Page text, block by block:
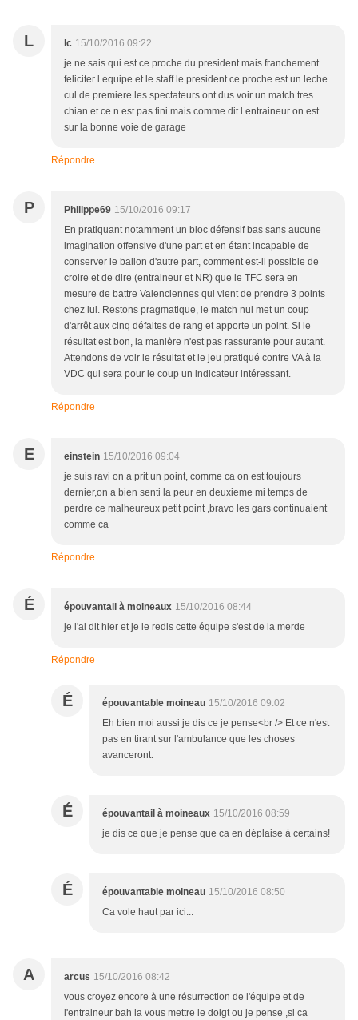
L lc 15/10/2016 09:22
je ne sais qui est ce proche du president mais franchement
feliciter l equipe et le staff le president ce proche est un leche
cul de premiere les spectateurs ont dus voir un match tres
chian et ce n est pas fini mais comme dit l entraineur on est
sur la bonne voie de garage
Répondre
P Philippe69 15/10/2016 09:17
En pratiquant notamment un bloc défensif bas sans aucune
imagination offensive d'une part et en étant incapable de
conserver le ballon d'autre part, comment est-il possible de
croire et de dire (entraineur et NR) que le TFC sera en
mesure de battre Valenciennes qui vient de prendre 3 points
chez lui. Restons pragmatique, le match nul met un coup
d'arrêt aux cinq défaites de rang et apporte un point. Si le
résultat est bon, la manière n'est pas rassurante pour autant.
Attendons de voir le résultat et le jeu pratiqué contre VA à la
VDC qui sera pour le coup un indicateur intéressant.
Répondre
E einstein 15/10/2016 09:04
je suis ravi on a prit un point, comme ca on est toujours
dernier,on a bien senti la peur en deuxieme mi temps de
perdre ce malheureux petit point ,bravo les gars continuaient
comme ca
Répondre
É épouvantail à moineaux 15/10/2016 08:44
je l'ai dit hier et je le redis cette équipe s'est de la merde
Répondre
É épouvantable moineau 15/10/2016 09:02
Eh bien moi aussi je dis ce je pense<br /> Et ce n'est
pas en tirant sur l'ambulance que les choses
avanceront.
É épouvantail à moineaux 15/10/2016 08:59
je dis ce que je pense que ca en déplaise à certains!
É épouvantable moineau 15/10/2016 08:50
Ca vole haut par ici...
A arcus 15/10/2016 08:42
vous croyez encore à une résurrection de l'équipe et de
l'entraineur bah la vous mettre le doigt ou je pense ,si ca